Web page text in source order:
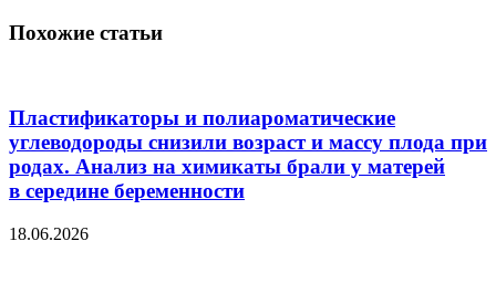
Похожие статьи
Пластификаторы и полиароматические
углеводороды снизили возраст и массу плода при
родах. Анализ на химикаты брали у матерей
в середине беременности
18.06.2026